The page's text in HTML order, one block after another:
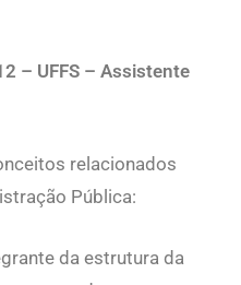
– UFFS – Assistente
relacionados
Pública:
da estrutura da